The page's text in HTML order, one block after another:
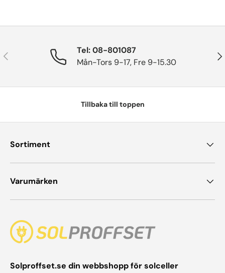
Tidigare
Tel: 08-801087
Mån-Tors 9-17, Fre 9-15.30
Tillbaka till toppen
Sortiment
Varumärken
Solproffset.se din webbshopp för solceller